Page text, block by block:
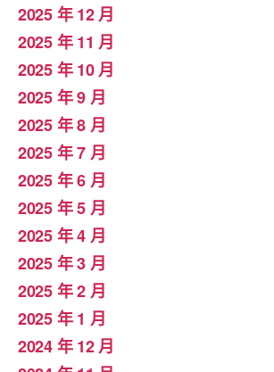
2025 年 12 月
2025 年 11 月
2025 年 10 月
2025 年 9 月
2025 年 8 月
2025 年 7 月
2025 年 6 月
2025 年 5 月
2025 年 4 月
2025 年 3 月
2025 年 2 月
2025 年 1 月
2024 年 12 月